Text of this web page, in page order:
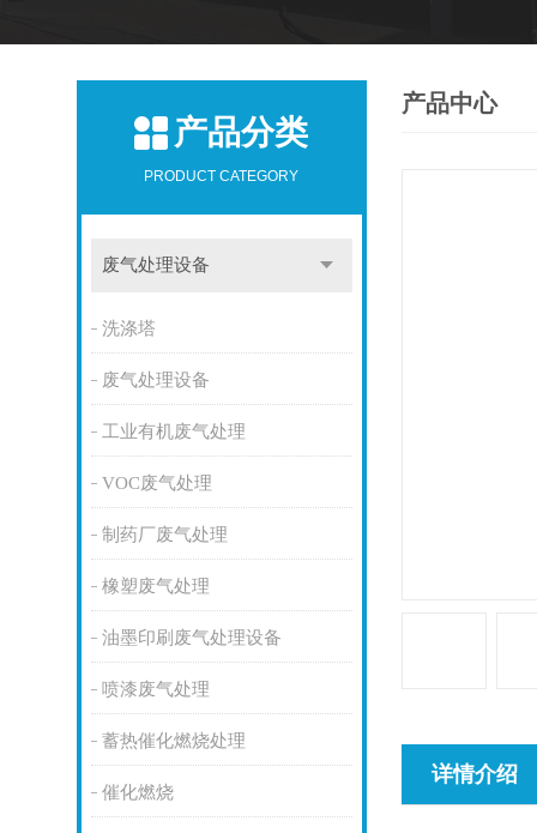
产品分类
PRODUCT CATEGORY
废气处理设备
洗涤塔
废气处理设备
工业有机废气处理
VOC废气处理
制药厂废气处理
橡塑废气处理
油墨印刷废气处理设备
喷漆废气处理
蓄热催化燃烧处理
催化燃烧
产品中心
详情介绍